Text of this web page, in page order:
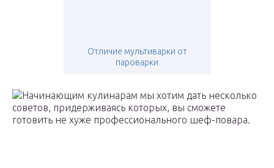
Отличие мультиварки от
пароварки
Начинающим кулинарам мы хотим дать несколько
советов, придерживаясь которых, вы сможете
готовить не хуже профессионального шеф-повара.